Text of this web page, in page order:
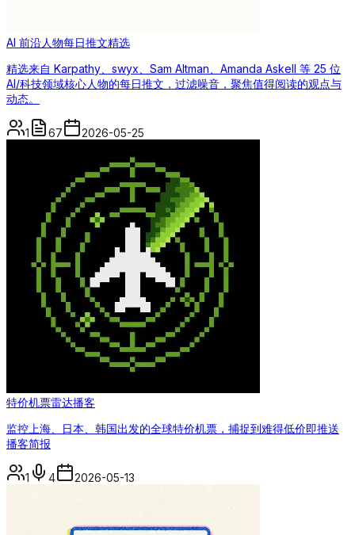
AI 前沿人物每日推文精选
精选来自 Karpathy、swyx、Sam Altman、Amanda Askell 等 25 位
AI/科技领域核心人物的每日推文，过滤噪音，聚焦值得阅读的观点与
动态。
1 67 2026-05-25
特价机票雷达播客
监控上海、日本、韩国出发的全球特价机票，捕捉到难得低价即推送
播客简报
1 4 2026-05-13